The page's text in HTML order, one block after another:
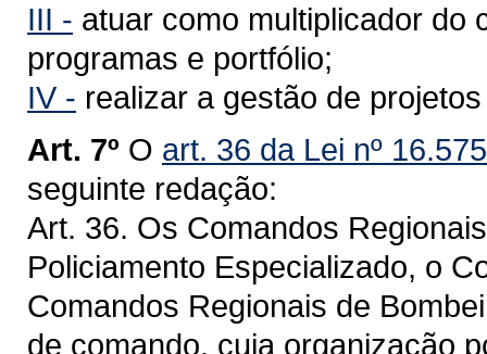
III - atuar como multiplicador do
programas e portfólio;
IV - realizar a gestão de
Art. 7º O art. 36 da Lei nº
seguinte redação:
Art. 36. Os Comandos
Policiamento Especializado, o
Comandos Regionais de
de comando, cuja organização